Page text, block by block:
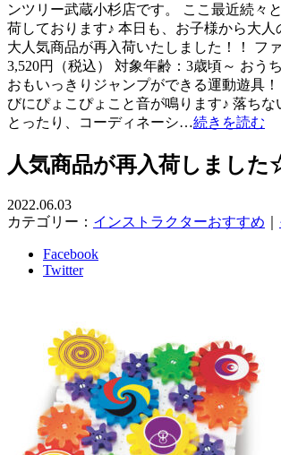
ンツリー武蔵小杉店です。 ここ最近続々
荷しております♪ 本日も、お子様から大人
大人気商品が再入荷いたしました！！ フ
3,520円（税込） 対象年齢：3歳頃～ おう
おもいっきりジャンプができる運動遊具
びにぴょこぴょこと音が鳴ります♪ 落ちな
とったり、コーディネーシ…続きを読む
人気商品が再入荷しまし
2022.06.03
カテゴリー： インストラクターおすすめ
Facebook
Twitter